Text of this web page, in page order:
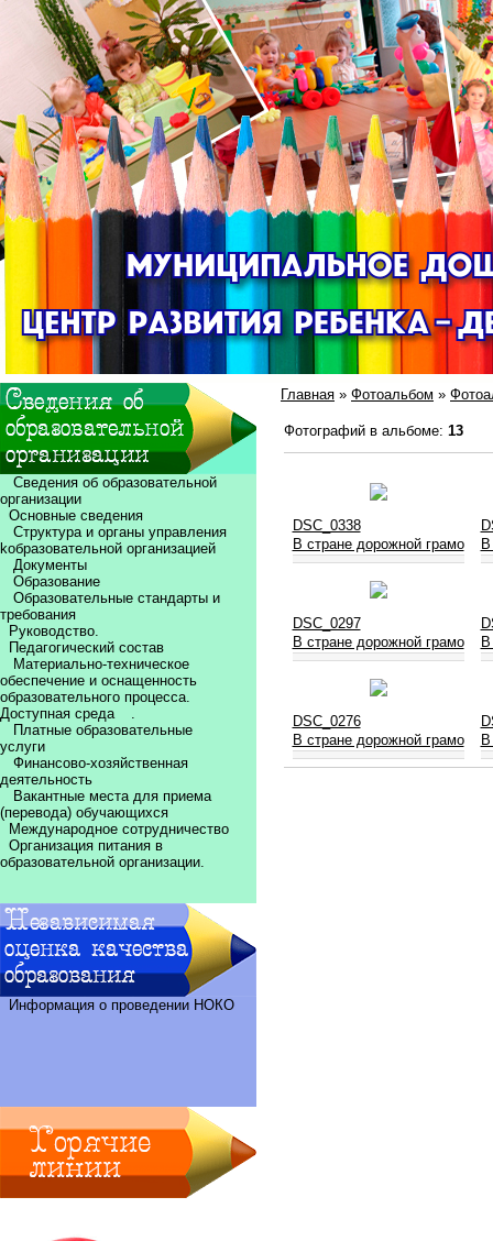
Сведения об образовательной
организации
Основные сведения
Структура и органы управления
kобразовательной организацией
Документы
Образование
Образовательные стандарты и
требования
Руководство.
Педагогический состав
Материально-техническое
обеспечение и оснащенность
образовательного процесса.
Доступная среда
.
Платные образовательные
услуги
Финансово-хозяйственная
деятельность
Вакантные места для приема
(перевода) обучающихся
Международное сотрудничество
Организация питания в
образовательной организации.
Информация о проведении НОКО
Главная » Фотоальбом »
Фотографий в альбоме: 13
DSC_0338
В стране дорожной грамо
DSC_0297
В стране дорожной грамо
DSC_0276
В стране дорожной грамо